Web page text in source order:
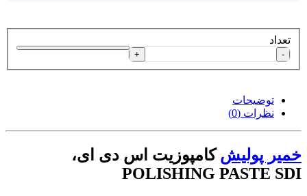
تعداد
-
+
توضیحات
نظرات (0)
خمیر پولیشکامپوزیت اس دی ای،
POLISHING PASTE SDI